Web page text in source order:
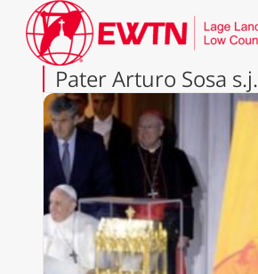
Pater Arturo Sosa s.j.